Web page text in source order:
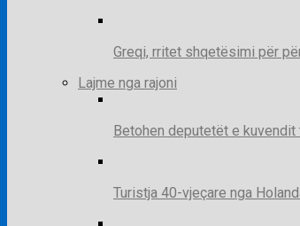
Greqi, rritet shqetësimi për
Lajme nga rajoni
Betohen deputetët e
Turistja 40-vjeçare nga